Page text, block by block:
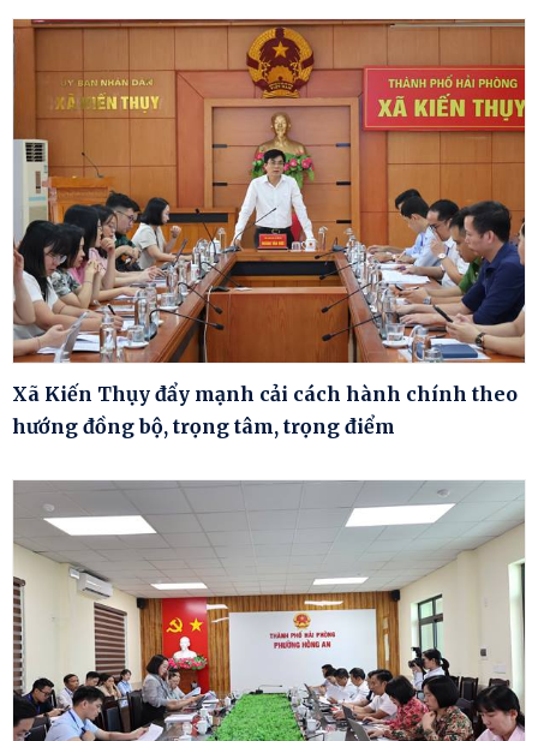
Xã Kiến Thụy đẩy mạnh cải cách hành chính theo
hướng đồng bộ, trọng tâm, trọng điểm